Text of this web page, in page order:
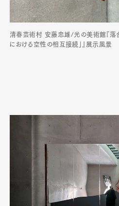
清春芸術村 安藤忠雄/光の美術館『落
における空性の相互接続」』展示風景